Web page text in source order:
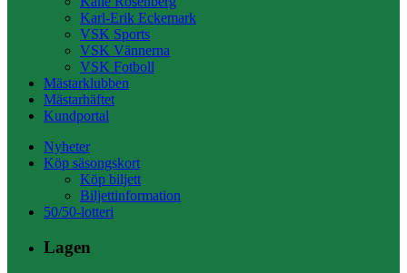
Karl-Erik Eckemark
VSK Sports
VSK Vännerna
VSK Fotboll
Mästarklubben
Mästarhäftet
Kundportal
Nyheter
Köp säsongskort
Köp biljett
Biljettinformation
50/50-lotteri
Lagen